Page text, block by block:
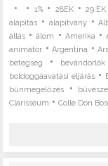
• • 1%• 28EK•29.EK
alapítás • alapítvány•
állás •álom • Amerika •
animátor •Argentína •
betegség • bevándorlók
boldoggáavatási eljárás •
bűnmegelőzés •
Clarisseum •Colle Don